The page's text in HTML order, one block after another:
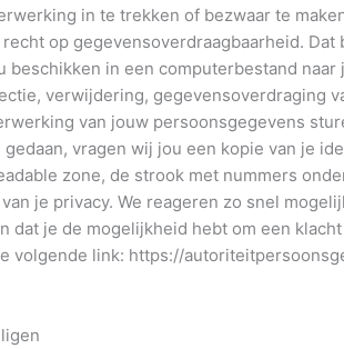
in te trekken of bezwaar te
op gegevensoverdraagbaarheid.
beschikken in een computerbestand
verwijdering, gegevensoverdraging
van jouw persoonsgegevens
vragen wij jou een kopie van je
zone, de strook met nummers
je privacy. We reageren zo snel
dat je de mogelijkheid hebt om een
volgende link: https://